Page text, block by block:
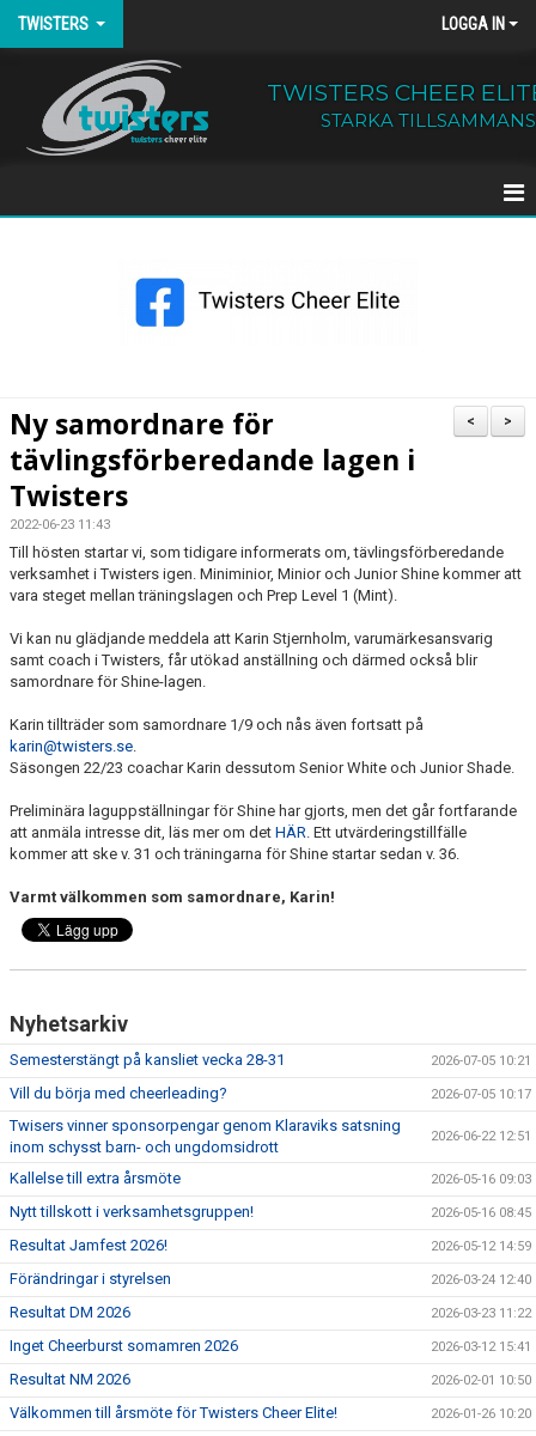
TWISTERS LOGGA IN
TWISTERS CHEER
STARKA TILLSAMMANS
KALENDER
KONTAKT
EXTRATRÄNING
TWIST CHEER COMP
>
<
Ny samordnare för
tävlingsförberedande lagen i
Twisters
2022-06-23 11:43
Till hösten startar vi, som tidigare informerats om, tävlingsförberedande
verksamhet i Twisters igen. Miniminior, Minior och Junior Shine kommer att
vara steget mellan träningslagen och Prep Level 1 (Mint).
Vi kan nu glädjande meddela att Karin Stjernholm, varumärkesansvarig
samt coach i Twisters, får utökad anställning och därmed också blir
samordnare för Shine-lagen.
Karin tillträder som samordnare 1/9 och nås även fortsatt på
karin@twisters.se.
Säsongen 22/23 coachar Karin dessutom Senior White och Junior Shade.
Preliminära laguppställningar för Shine har gjorts, men det går fortfarande
att anmäla intresse dit, läs mer om det HÄR. Ett utvärderingstillfälle
kommer att ske v. 31 och träningarna för Shine startar sedan v. 36.
Varmt välkommen som samordnare, Karin!
Nyhetsarkiv
Semesterstängt på kansliet vecka 28-31 2026-07-05 10:21
Vill du börja med cheerleading? 2026-07-05 10:17
Twisers vinner sponsorpengar genom Klaraviks satsning
inom schysst barn- och ungdomsidrott
2026-06-22 12:51
Kallelse till extra årsmöte 2026-05-16 09:03
Nytt tillskott i verksamhetsgruppen! 2026-05-16 08:45
Resultat Jamfest 2026! 2026-05-12 14:59
Förändringar i styrelsen 2026-03-24 12:40
Resultat DM 2026 2026-03-23 11:22
Inget Cheerburst somamren 2026 2026-03-12 15:41
Resultat NM 2026 2026-02-01 10:50
Välkommen till årsmöte för Twisters Cheer Elite! 2026-01-26 10:20